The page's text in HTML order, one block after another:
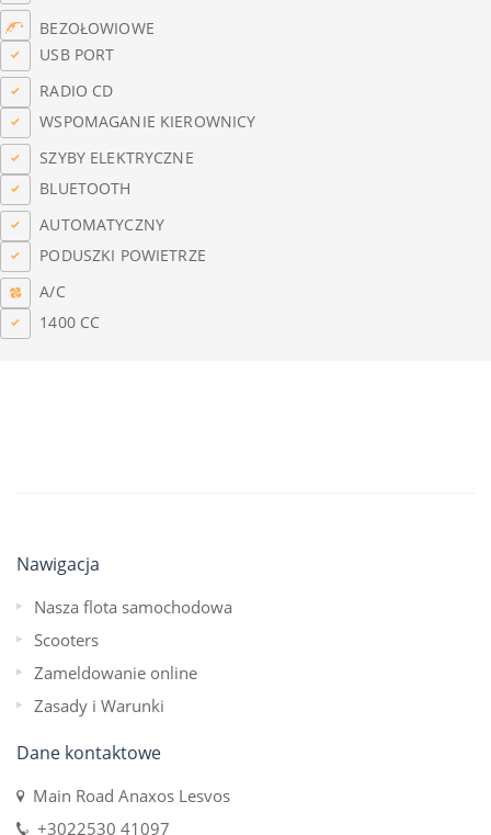
BEZOŁOWIOWE
USB PORT
RADIO CD
WSPOMAGANIE KIEROWNICY
SZYBY ELEKTRYCZNE
BLUETOOTH
AUTOMATYCZNY
PODUSZKI POWIETRZE
A/C
1400 CC
Nawigacja
Nasza flota samochodowa
Scooters
Zameldowanie online
Zasady i Warunki
Dane kontaktowe
Main Road Anaxos Lesvos
+3022530 41097